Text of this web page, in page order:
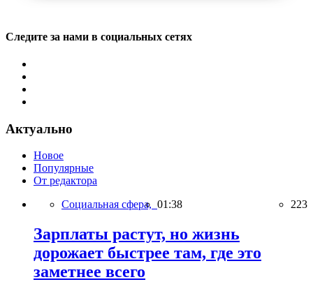
Следите за нами в социальных сетях
Актуально
Новое
Популярные
От редактора
Социальная сфера, 01:38 223
Зарплаты растут, но жизнь
дорожает быстрее там, где это
заметнее всего